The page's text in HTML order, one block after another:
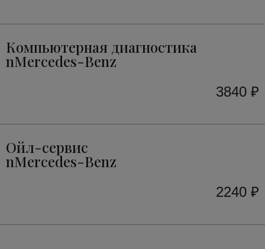
Компьютерная диагностика
nMercedes-Benz
3840 ₽
Ойл-сервис
nMercedes-Benz
2240 ₽